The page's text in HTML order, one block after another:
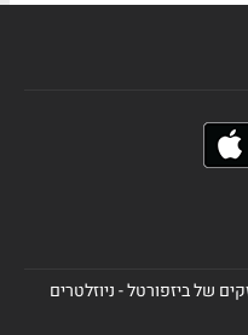
של ביזפורטל - ניוזלטרים